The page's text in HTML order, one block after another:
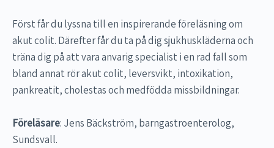
Först får du lyssna till en inspirerande föreläsning om
akut colit. Därefter får du ta på dig sjukhuskläderna och
träna dig på att vara anvarig specialist i en rad fall som
bland annat rör akut colit, leversvikt, intoxikation,
pankreatit, cholestas och medfödda missbildningar.
Föreläsare: Jens Bäckström, barngastroenterolog,
Sundsvall.